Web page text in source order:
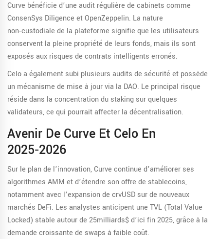
Curve bénéficie d’une audit régulière de cabinets comme
ConsenSys Diligence et OpenZeppelin. La nature
non‑custodiale de la plateforme signifie que les utilisateurs
conservent la pleine propriété de leurs fonds, mais ils sont
exposés aux risques de contrats intelligents erronés.
Celo a également subi plusieurs audits de sécurité et possède
un mécanisme de mise à jour via la DAO. Le principal risque
réside dans la concentration du staking sur quelques
validateurs, ce qui pourrait affecter la décentralisation.
Avenir De Curve Et Celo En
2025‑2026
Sur le plan de l’innovation, Curve continue d’améliorer ses
algorithmes AMM et d’étendre son offre de stablecoins,
notamment avec l’expansion de crvUSD sur de nouveaux
marchés DeFi. Les analystes anticipent une TVL (Total Value
Locked) stable autour de 25milliards$ d’ici fin 2025, grâce à la
demande croissante de swaps à faible coût.